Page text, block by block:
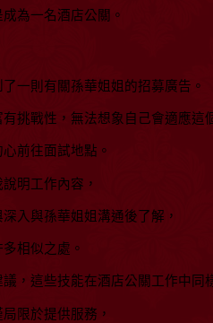
為一名酒店公關。
一則有關孫華姐姐的招募廣告。
挑戰性，無法想象自己會適應這
前往面試地點。
明工作內容，
入與孫華姐姐溝通後了解，
相似之處。
，這些技能在酒店公關工作中同
限於提供服務，